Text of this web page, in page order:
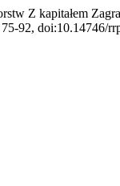
Z kapitałem
92, doi:10.14746/